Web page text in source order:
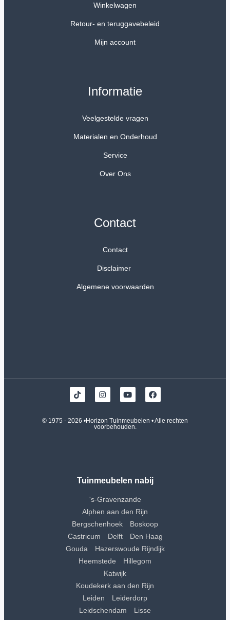
Winkelwagen
Retour- en teruggavebeleid
Mijn account
Informatie
Veelgestelde vragen
Materialen en Onderhoud
Service
Over Ons
Contact
Contact
Disclaimer
Algemene voorwaarden
© 1975 - 2026 •Horizon Tuinmeubelen • Alle rechten
voorbehouden.
Tuinmeubelen nabij
's-Gravenzande
Alphen aan den Rijn
Bergschenhoek
Boskoop
Castricum
Delft
Den Haag
Gouda
Hazerswoude Rijndijk
Heemstede
Hillegom
Katwijk
Koudekerk aan den Rijn
Leiden
Leiderdorp
Leidschendam
Lisse